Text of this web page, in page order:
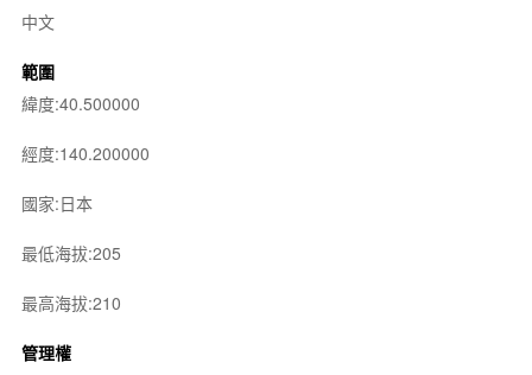
中文
範圍
緯度:40.500000
經度:140.200000
國家:日本
最低海拔:205
最高海拔:210
管理權